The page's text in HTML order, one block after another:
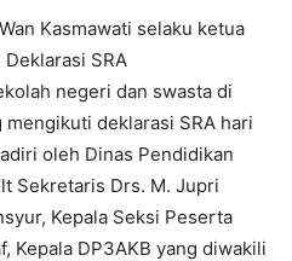
Kasmawati selaku ketua
SRA
negeri dan swasta di
deklarasi SRA hari
oleh Dinas Pendidikan
Sekretaris Drs. M. Jupri
Kepala Seksi Peserta
Kepala DP3AKB yang diwakili